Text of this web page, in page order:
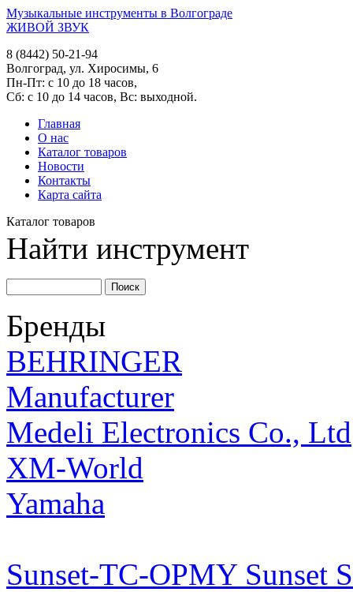
Музыкальные инструменты в Волгограде
ЖИВОЙ ЗВУК
8 (8442) 50-21-94
Волгоград, ул. Хиросимы, 6
Пн-Пт: с 10 до 18 часов,
Сб: с 10 до 14 часов, Вс: выходной.
Главная
О нас
Каталог товаров
Новости
Контакты
Карта сайта
Каталог товаров
Найти инструмент
Бренды
BEHRINGER
Manufacturer
Medeli Electronics Co., Ltd
XM-World
Yamaha
Sunset-TC-OPMY Sunset